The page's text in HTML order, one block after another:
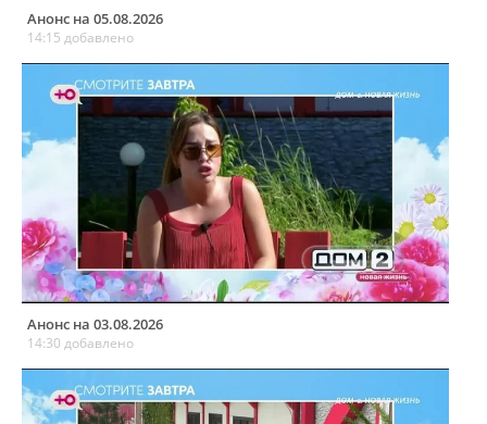
Анонс на 05.08.2026
14:15 добавлено
Анонс на 03.08.2026
14:30 добавлено